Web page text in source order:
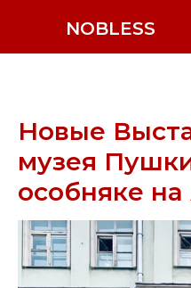
NOBLESS
Новые
музея
особняке